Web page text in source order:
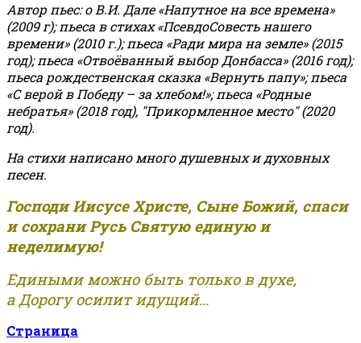
Автор пьес: о В.И. Дале «Напутное на все времена»
(2009 г); пьеса в стихах «ПсевдоСовесть нашего
времени» (2010 г.); пьеса «Ради мира на земле» (2015
год); пьеса «Отвоёванный выбор Донбасса» (2016 год);
пьеса рождественская сказка «Вернуть папу»; пьеса
«С верой в Победу – за хлебом!»;пьеса «Родные
небратья» (2018 год), "Прикормленное место" (2020
год).
На стихи написано много душевных и духовных
песен.
Господи Иисусе Христе, Сыне Божий, спаси
и сохрани Русь Святую единую и
неделимую!
Едиными можно быть только в духе,
а Дорогу осилит идущий...
Страница